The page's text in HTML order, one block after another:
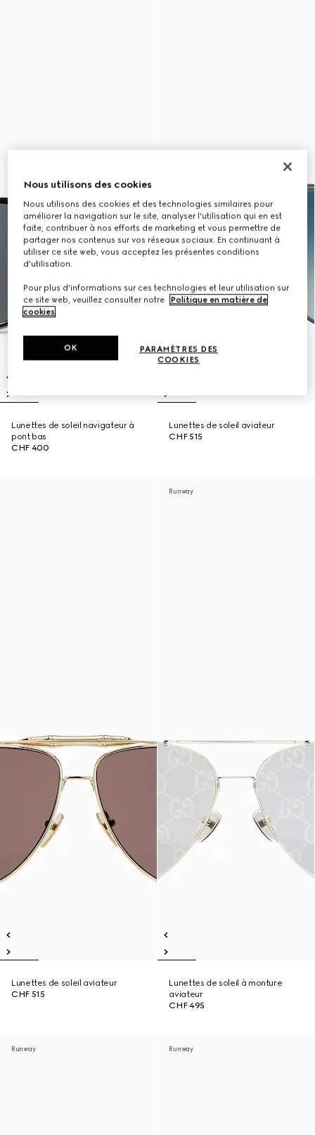
Lunettes de soleil navigateur à
pont bas
CHF 400
Lunettes de soleil aviateur
CHF 515
Lunettes de soleil aviateur
CHF 515
Runway
Lunettes de soleil à monture
aviateur
CHF 495
Runway Runway
Nous utilisons des cookies
Nous utilisons des cookies et des technologies similaires pour
améliorer la navigation sur le site, analyser l'utilisation qui en est
faite, contribuer à nos efforts de marketing et vous permettre de
partager nos contenus sur vos réseaux sociaux. En continuant à
utiliser ce site web, vous acceptez les présentes conditions
d'utilisation.
Pour plus d'informations sur ces technologies et leur utilisation sur
ce site web, veuillez consulter notre
Politique en matière de
cookies.
PARAMÈTRES DES
COOKIES
OK